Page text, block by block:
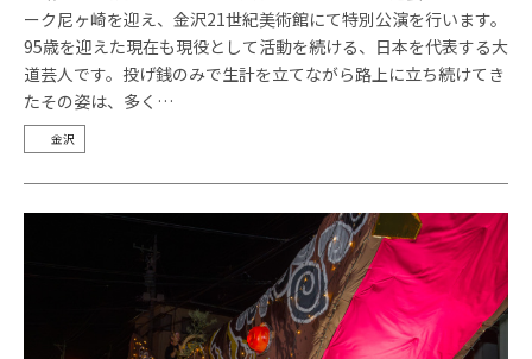
ーク尼ヶ崎を迎え、金沢21世紀美術館にて特別公演を行います。
95歳を迎えた現在も現役として活動を続ける、日本を代表する大
道芸人です。投げ銭のみで生計を立てながら路上に立ち続けてき
たその姿は、多く…
金沢